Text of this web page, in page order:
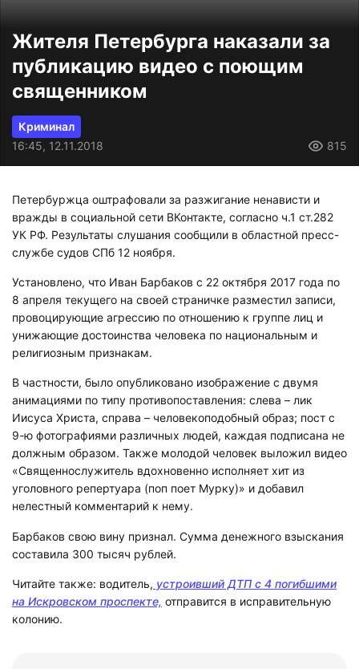
Жителя Петербурга наказали за
публикацию видео с поющим
священником
Криминал
16:45, 12.11.2018
815
Петербуржца оштрафовали за разжигание ненависти и
вражды в социальной сети ВКонтакте, согласно ч.1 ст.282
УК РФ. Результаты слушания сообщили в областной пресс-
службе судов СПб 12 ноября.
Установлено, что Иван Барбаков с 22 октября 2017 года по
8 апреля текущего на своей страничке разместил записи,
провоцирующие агрессию по отношению к группе лиц и
унижающие достоинства человека по национальным и
религиозным признакам.
В частности, было опубликовано изображение с двумя
анимациями по типу противопоставления: слева – лик
Иисуса Христа, справа – человекоподобный образ; пост с
9-ю фотографиями различных людей, каждая подписана не
должным образом. Также молодой человек выложил видео
«Священнослужитель вдохновенно исполняет хит из
уголовного репертуара (поп поет Мурку)» и добавил
нелестный комментарий к нему.
Барбаков свою вину признал. Сумма денежного взыскания
составила 300 тысяч рублей.
Читайте также: водитель, устроивший ДТП с 4 погибшими
на Искровском проспекте, отправится в исправительную
колонию.